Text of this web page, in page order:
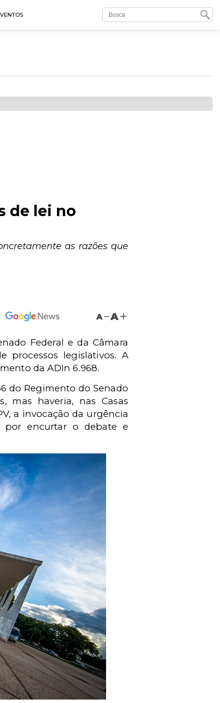
de lei no
as razões que
A A
Federal e da Câmara
processos legislativos. A
da ADIn 6.968.
do Regimento do Senado
mas haveria, nas Casas
a invocação da urgência
por encurtar o debate e